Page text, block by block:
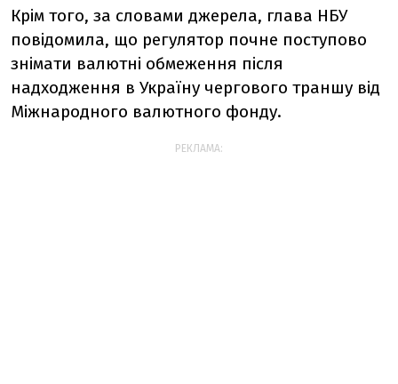
Крім того, за словами джерела, глава НБУ
повідомила, що регулятор почне поступово
знімати валютні обмеження після
надходження в Україну чергового траншу від
Міжнародного валютного фонду.
РЕКЛАМА: